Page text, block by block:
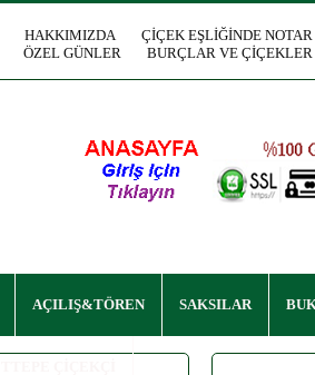
HAKKIMIZDA ÇİÇEK EŞLİĞİNDE NOTAR
ÖZEL GÜNLER BURÇLAR VE ÇİÇEKLER
AÇILIŞ&TÖREN SAKSILAR